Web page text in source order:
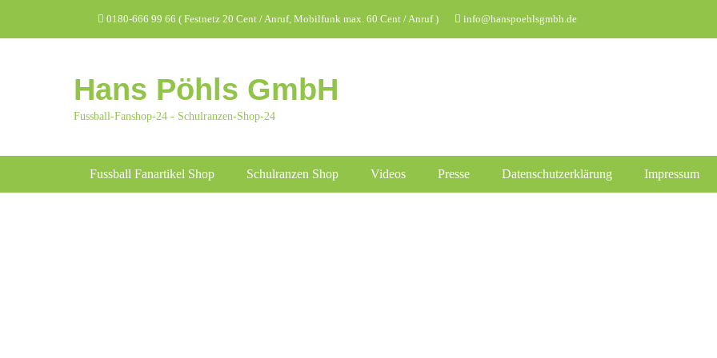
Header Top Menu
0180-666 99 66 ( Festnetz 20 Cent / Anruf, Mobilfunk max. 60 Cent / Anruf ) info@hanspoehlsgmbh.de
Hans Pöhls GmbH
Fussball-Fanshop-24 - Schulranzen-Shop-24
Hauptmenü
Fussball Fanartikel Shop Schulranzen Shop Videos Presse Datenschutzerklärung Impressum